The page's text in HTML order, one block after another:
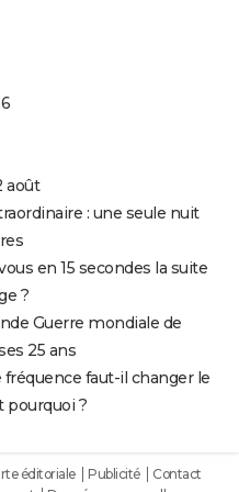
août
: une seule nuit
en 15 secondes la suite
?
Guerre mondiale de
25 ans
fréquence faut-il changer le
pourquoi ?
éditoriale Publicité
Contact